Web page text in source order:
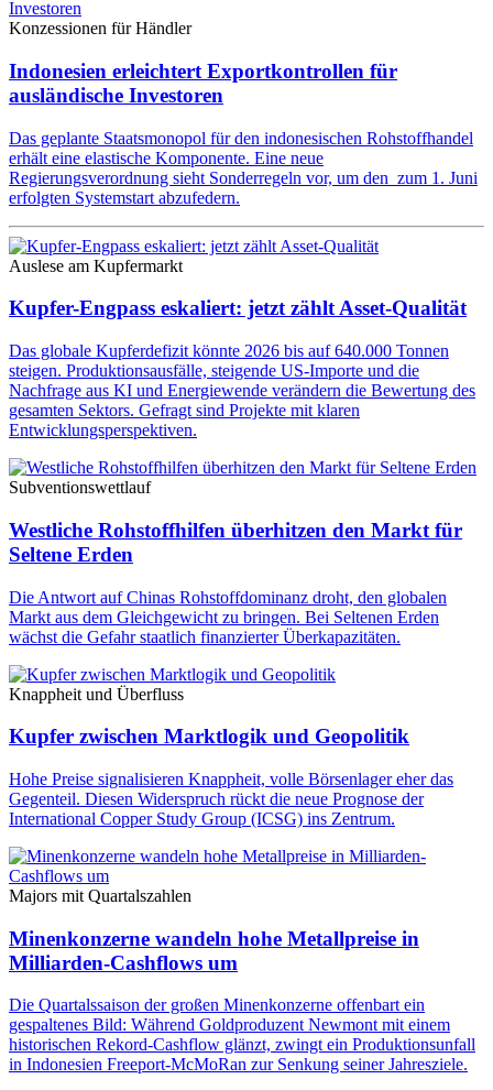
Konzessionen für Händler
Indonesien erleichtert Exportkontrollen für
ausländische Investoren
Das geplante Staatsmonopol für den indonesischen Rohstoffhandel
erhält eine elastische Komponente. Eine neue
Regierungsverordnung sieht Sonderregeln vor, um den zum 1. Juni
erfolgten Systemstart abzufedern.
Auslese am Kupfermarkt
Kupfer-Engpass eskaliert: jetzt zählt Asset-Qualität
Das globale Kupferdefizit könnte 2026 bis auf 640.000 Tonnen
steigen. Produktionsausfälle, steigende US-Importe und die
Nachfrage aus KI und Energiewende verändern die Bewertung des
gesamten Sektors. Gefragt sind Projekte mit klaren
Entwicklungsperspektiven.
Subventionswettlauf
Westliche Rohstoffhilfen überhitzen den Markt für
Seltene Erden
Die Antwort auf Chinas Rohstoffdominanz droht, den globalen
Markt aus dem Gleichgewicht zu bringen. Bei Seltenen Erden
wächst die Gefahr staatlich finanzierter Überkapazitäten.
Knappheit und Überfluss
Kupfer zwischen Marktlogik und Geopolitik
Hohe Preise signalisieren Knappheit, volle Börsenlager eher das
Gegenteil. Diesen Widerspruch rückt die neue Prognose der
International Copper Study Group (ICSG) ins Zentrum.
Majors mit Quartalszahlen
Minenkonzerne wandeln hohe Metallpreise in
Milliarden-Cashflows um
Die Quartalssaison der großen Minenkonzerne offenbart ein
gespaltenes Bild: Während Goldproduzent Newmont mit einem
historischen Rekord-Cashflow glänzt, zwingt ein Produktionsunfall
in Indonesien Freeport-McMoRan zur Senkung seiner Jahresziele.